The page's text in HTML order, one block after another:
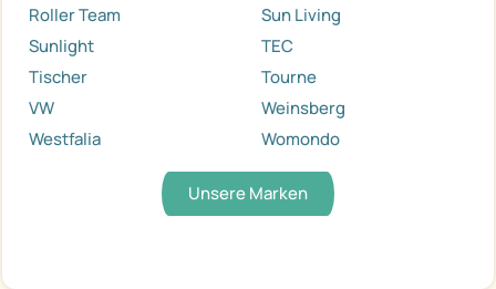
Roller Team
Sun Living
Sunlight
TEC
Tischer
Tourne
VW
Weinsberg
Westfalia
Womondo
Unsere Marken